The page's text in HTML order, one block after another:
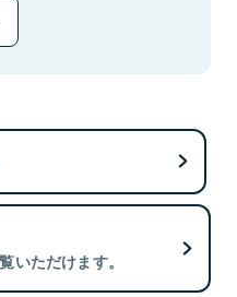
いただけます。